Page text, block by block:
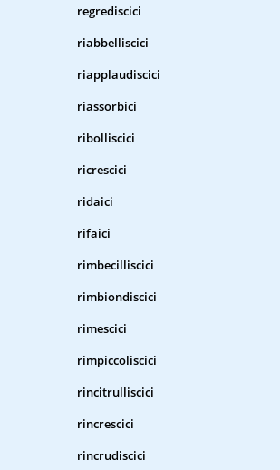
regrediscici
riabbelliscici
riapplaudiscici
riassorbici
ribolliscici
ricrescici
ridaici
rifaici
rimbecilliscici
rimbiondiscici
rimescici
rimpiccoliscici
rincitrulliscici
rincrescici
rincrudiscici